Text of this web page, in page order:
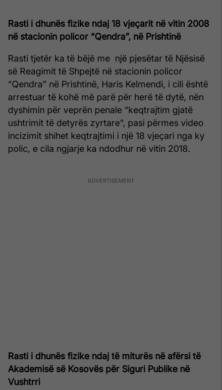
Rasti i dhunës fizike ndaj 18 vjeçarit në vitin 2008
në stacionin policor “Qendra”, në Prishtinë
Rasti tjetër ka të bëjë me një pjesëtar të Njësisë
së Reagimit të Shpejtë në stacionin policor
“Qendra” në Prishtinë, Haris Kelmendi, i cili është
arrestuar të kohë më parë për herë të dytë, nën
dyshimin për veprën penale “keqtrajtim gjatë
ushtrimit të detyrës zyrtare”, pasi përmes video
incizimit shihet keqtrajtimi i një 18 vjeçari nga ky
polic, e cila ngjarje ka ndodhur në vitin 2018.
Rasti i dhunës fizike ndaj të miturës në afërsi të
Akademisë së Kosovës për Siguri Publike në
Vushtrri